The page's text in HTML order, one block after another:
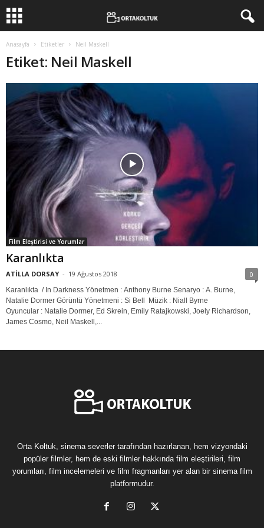
Anasayfa Etiketler Neil Maskell
Etiket: Neil Maskell
Film Eleştirisi ve Yorumlar
Karanlıkta
ATİLLA DORSAY - 19 Ağustos 2018 0
Karanlıkta / In Darkness Yönetmen : Anthony Burne Senaryo : A. Burne,
Natalie Dormer Görüntü Yönetmeni : Si Bell Müzik : Niall Byrne
Oyuncular : Natalie Dormer, Ed Skrein, Emily Ratajkowski, Joely Richardson,
James Cosmo, Neil Maskell,...
Orta Koltuk, sinema severler tarafından hazırlanan, hem vizyondaki
popüler filmler, hem de eski filmler hakkında film eleştirileri, film
yorumları, film incelemeleri ve film fragmanları yer alan bir sinema film
platformudur.